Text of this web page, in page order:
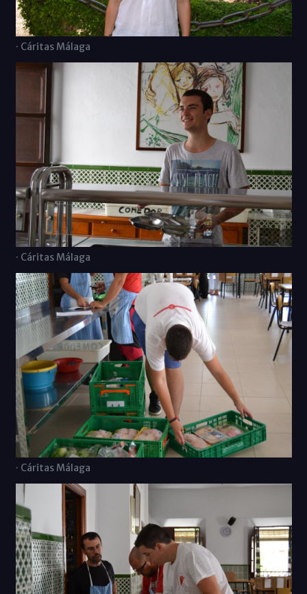
· Cáritas Málaga
· Cáritas Málaga
· Cáritas Málaga